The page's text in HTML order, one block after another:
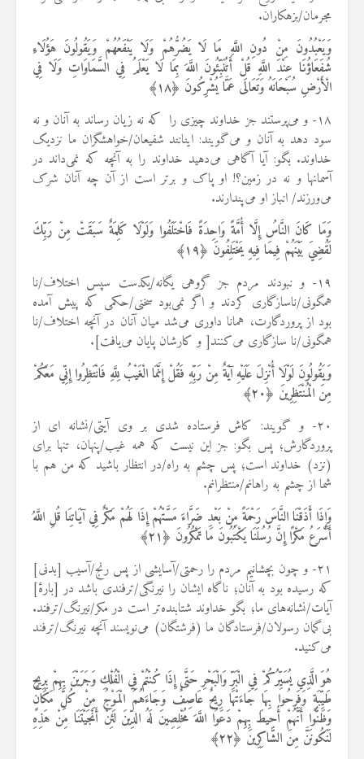
مجرمان/بزهکاران.
وَيَعْبُدُونَ مِنْ دُونِ اللَّهِ مَا لَا يَضُرُّهُمْ وَلَا يَنْفَعُهُمْ وَيَقُولُونَ هَؤُلَاءِ
شُفَعَاؤُنَا عِنْدَ اللَّهِ قُلْ أَتُنَبِّئُونَ اللَّهَ بِمَا لَا يَعْلَمُ فِي السَّمَاوَاتِ وَلَا فِي
الْأَرْضِ سُبْحَانَهُ وَتَعَالَى عَمَّا يُشْرِكُونَ ﴿۱۸﴾
۱۸- و می‌پرستند جز خداوند چیزی را که نه زیان رساند به آنان و نه
سود دهد به آنان و می‌گویند: اینانند شفیعان/خواهشگران ما نزدیک
خداوند. بگو: آیا آگاهی می‌دهید خداوند را به آنچه که نمی‌داند در
آسمانها و نه در زمین؟! او پاک و برتر است از آن چه آنان شرک
می‌ورزند/ انباز او می‌پندارند.
وَمَا كَانَ النَّاسُ إِلَّا أُمَّةً وَاحِدَةً فَاخْتَلَفُوا وَلَوْلَا كَلِمَةٌ سَبَقَتْ مِنْ رَبِّكَ
لَقُضِيَ بَيْنَهُمْ فِيمَا فِيهِ يَخْتَلِفُونَ ﴿۱۹﴾
۱۹- و نبودند مردم جز گروهی یگانه/یکدست سپس اختلاف/نا
همگونی/ناسازگاری کردند و اگر نمی‌بود سخنی/حکمی که پیش آمده
بود از پروردگارت، همانا داوری می‌شد میان آنان در آنچه اختلاف/نا
همگونی/نا سازگاری می‌کنند[ و کارشان پایان می‌یافت].
وَيَقُولُونَ لَوْلَا أُنْزِلَ عَلَيْهِ آيَةٌ مِنْ رَبِّهِ فَقُلْ إِنَّمَا الْغَيْبُ لِلَّهِ فَانْتَظِرُوا إِنِّي مَعَكُمْ
مِنَ الْمُنْتَظِرِينَ ﴿۲۰﴾
۲۰- و گویند: کاش فرستاده شدی بر وی آیتی/نشانه ای از
پروردگارش؛ پس بگو: جز این نیست که همه غیب/پنهان، تنها برای
(نزد) خداوند است؛ پس چشم به راه/در انتظار باشید که من هم با
شما از چشم به راهانم/منتظرانم.
وَإِذَا أَذَقْنَا النَّاسَ رَحْمَةً مِنْ بَعْدِ ضَرَّاءَ مَسَّتْهُمْ إِذَا لَهُمْ مَكْرٌ فِي آيَاتِنَا قُلِ اللَّهُ
أَسْرَعُ مَكْرًا إِنَّ رُسُلَنَا يَكْتُبُونَ مَا تَمْكُرُونَ ﴿۲۱﴾
۲۱- و چون بچشانیم مردم را رحمتی/آسایشی از پس رنج/آسیب [بدنی]
که رسیده بود به آنان؛ ناگاه ایشان را نيرنگی/ترفندی باشد در [بارهٔ]
آیات/نشانه‌های ما؛ بگو خداوند شتابنده‌تر است در مکر/نیرنگ/ترفند.
بی‌گمان رسولان/فرستادگان ما (فرشتگان) می‌نویسند آنچه نیرنگ/ترفند
می‌کنید.
هُوَ الَّذِي يُسَيِّرُكُمْ فِي الْبَرِّ وَالْبَحْرِ حَتَّى إِذَا كُنْتُمْ فِي الْفُلْكِ وَجَرَيْنَ بِهِمْ بِرِيحٍ
طَيِّبَةٍ وَفَرِحُوا بِهَا جَاءَتْهَا رِيحٌ عَاصِفٌ وَجَاءَهُمُ الْمَوْجُ مِنْ كُلِّ مَكَانٍ
وَظَنُّوا أَنَّهُمْ أُحِيطَ بِهِمْ دَعَوُا اللَّهَ مُخْلِصِينَ لَهُ الدِّينَ لَئِنْ أَنْجَيْتَنَا مِنْ هَذِهِ
لَنَكُونَنَّ مِنَ الشَّاكِرِينَ ﴿۲۲﴾